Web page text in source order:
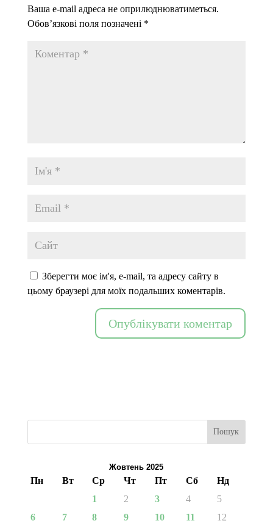
Ваша e-mail адреса не оприлюднюватиметься.
Обов’язкові поля позначені *
Зберегти моє ім'я, e-mail, та адресу сайту в
цьому браузері для моїх подальших коментарів.
Пошук
Жовтень 2025
Пн Вт Ср Чт Пт Сб
Нд
1
2 3 4
5
6
7 8 9 10 11
12